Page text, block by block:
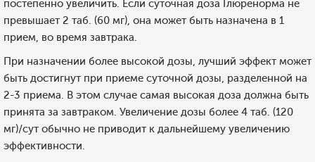
постепенно увеличить. Если суточная доза Глюренорма не
превышает 2 таб. (60 мг), она может быть назначена в 1
прием, во время завтрака.
При назначении более высокой дозы, лучший эффект может
быть достигнут при приеме суточной дозы, разделенной на
2-3 приема. В этом случае самая высокая доза должна быть
принята за завтраком. Увеличение дозы более 4 таб. (120
мг)/сут обычно не приводит к дальнейшему увеличению
эффективности.